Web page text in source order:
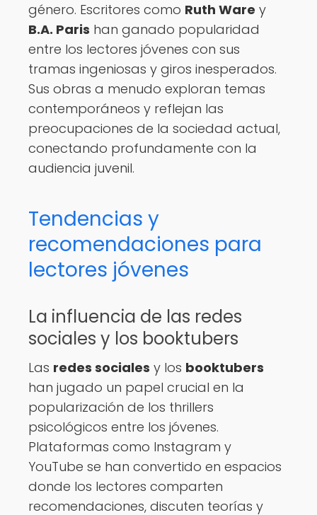
género. Escritores como Ruth Ware y
B.A. Paris han ganado popularidad
entre los lectores jóvenes con sus
tramas ingeniosas y giros inesperados.
Sus obras a menudo exploran temas
contemporáneos y reflejan las
preocupaciones de la sociedad actual,
conectando profundamente con la
audiencia juvenil.
Tendencias y
recomendaciones para
lectores jóvenes
La influencia de las redes
sociales y los booktubers
Las redes sociales y los booktubers
han jugado un papel crucial en la
popularización de los thrillers
psicológicos entre los jóvenes.
Plataformas como Instagram y
YouTube se han convertido en espacios
donde los lectores comparten
recomendaciones, discuten teorías y